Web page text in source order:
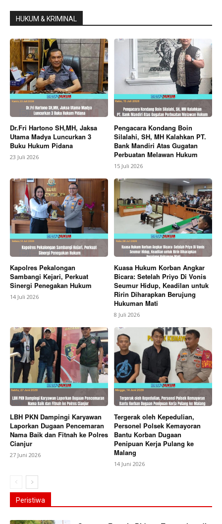
HUKUM & KRIMINAL
Dr.Fri Hartono SH,MH, Jaksa
Utama Madya Luncurkan 3
Buku Hukum Pidana
23 Juli 2026
Pengacara Kondang Boin
Silalahi, SH, MH Kalahkan PT.
Bank Mandiri Atas Gugatan
Perbuatan Melawan Hukum
15 Juli 2026
Kapolres Pekalongan
Sambangi Kejari, Perkuat
Sinergi Penegakan Hukum
14 Juli 2026
Kuasa Hukum Korban Angkar
Bicara: Setelah Priyo Di Vonis
Seumur Hidup, Keadilan untuk
Ririn Diharapkan Berujung
Hukuman Mati
8 Juli 2026
LBH PKN Dampingi Karyawan
Laporkan Dugaan Pencemaran
Nama Baik dan Fitnah ke Polres
Cianjur
27 Juni 2026
Tergerak oleh Kepedulian,
Personel Polsek Kemayoran
Bantu Korban Dugaan
Penipuan Kerja Pulang ke
Malang
14 Juni 2026
Peristiwa